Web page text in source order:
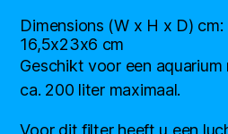
Dimensions (W x H x D) cm:
16,5x23x6 cm
Geschikt voor een
ca. 200 liter maximaal.